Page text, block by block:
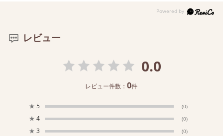
レビュー
0.0
レビュー件数：0件
★ 5 (0)
★ 4 (0)
★ 3 (0)